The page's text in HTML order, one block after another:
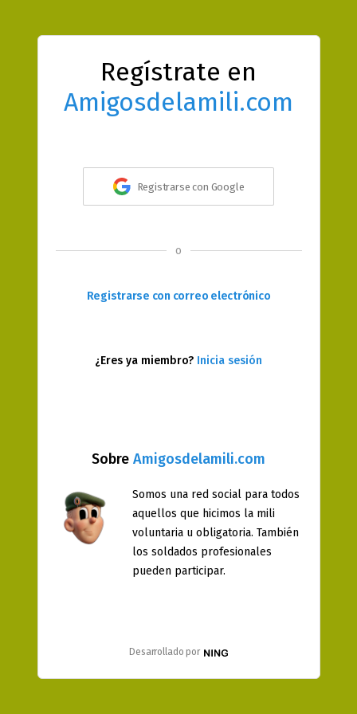
Regístrate en
Amigosdelamili.com
Sobre Amigosdelamili.com
Somos una red social para todos
aquellos que hicimos la mili
voluntaria u obligatoria. También
los soldados profesionales
pueden participar.
Desarrollado por
Registrarse con Google
o
Registrarse con correo electrónico
¿Eres ya miembro? Inicia sesión